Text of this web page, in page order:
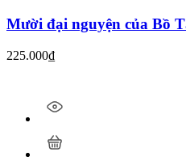
Mười đại nguyện của Bồ
225.000₫